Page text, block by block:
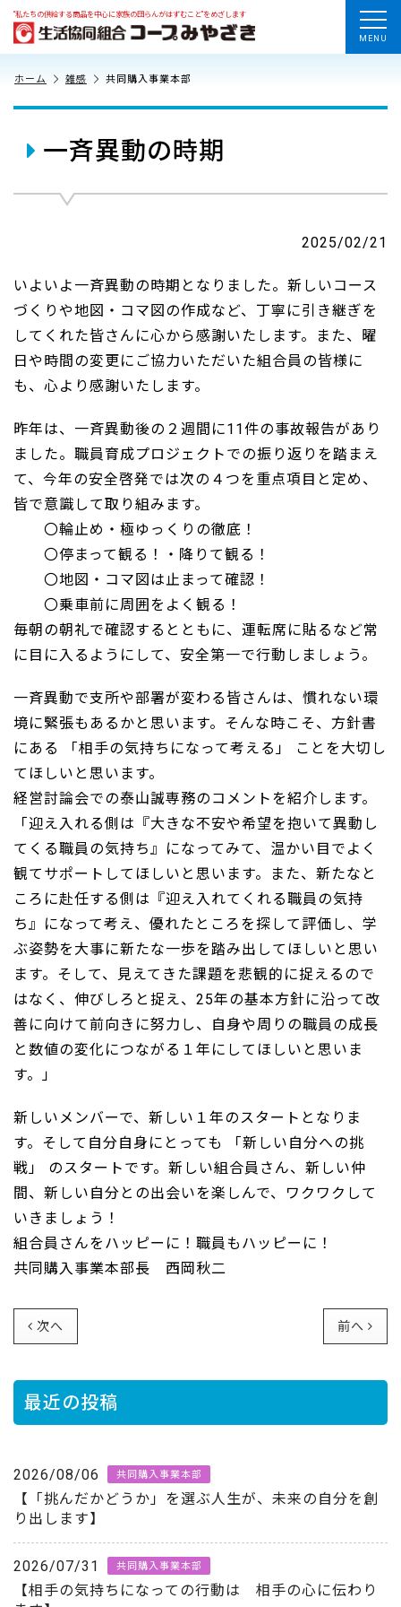
“私たちの供給する商品を中心に家族の団らんがはずむこと”をめざします
MENU
ホーム 雑感 共同購入事業本部
一斉異動の時期
2025/02/21
いよいよ一斉異動の時期となりました。新しいコース
づくりや地図・コマ図の作成など、丁寧に引き継ぎを
してくれた皆さんに心から感謝いたします。また、曜
日や時間の変更にご協力いただいた組合員の皆様に
も、心より感謝いたします。
昨年は、一斉異動後の２週間に11件の事故報告があり
ました。職員育成プロジェクトでの振り返りを踏まえ
て、今年の安全啓発では次の４つを重点項目と定め、
皆で意識して取り組みます。
〇輪止め・極ゆっくりの徹底！
〇停まって観る！・降りて観る！
〇地図・コマ図は止まって確認！
〇乗車前に周囲をよく観る！
毎朝の朝礼で確認するとともに、運転席に貼るなど常
に目に入るようにして、安全第一で行動しましょう。
一斉異動で支所や部署が変わる皆さんは、慣れない環
境に緊張もあるかと思います。そんな時こそ、方針書
にある 「相手の気持ちになって考える」 ことを大切し
てほしいと思います。
経営討論会での泰山誠専務のコメントを紹介します。
「迎え入れる側は『大きな不安や希望を抱いて異動し
てくる職員の気持ち』になってみて、温かい目でよく
観てサポートしてほしいと思います。また、新たなと
ころに赴任する側は『迎え入れてくれる職員の気持
ち』になって考え、優れたところを探して評価し、学
ぶ姿勢を大事に新たな一歩を踏み出してほしいと思い
ます。そして、見えてきた課題を悲観的に捉えるので
はなく、伸びしろと捉え、25年の基本方針に沿って改
善に向けて前向きに努力し、自身や周りの職員の成長
と数値の変化につながる１年にしてほしいと思いま
す。」
新しいメンバーで、新しい１年のスタートとなりま
す。そして自分自身にとっても 「新しい自分への挑
戦」 のスタートです。新しい組合員さん、新しい仲
間、新しい自分との出会いを楽しんで、ワクワクして
いきましょう！
組合員さんをハッピーに！職員もハッピーに！
共同購入事業本部長 西岡秋二
次へ 前へ
最近の投稿
2026/08/06 共同購入事業本部
【「挑んだかどうか」を選ぶ人生が、未来の自分を創
り出します】
2026/07/31 共同購入事業本部
【相手の気持ちになっての行動は 相手の心に伝わり